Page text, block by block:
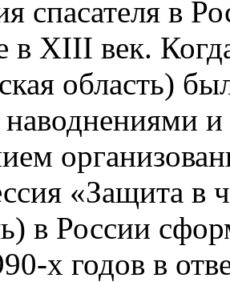
спасателя в
в XIII век.
область)
«Защита в
в России
х годов в